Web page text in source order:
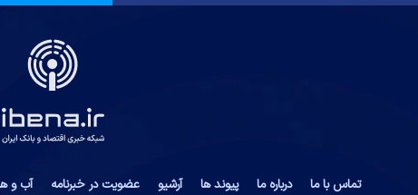
تماس با ما درباره ما پیوند ها آرشیو عضویت در خبرنامه آب و